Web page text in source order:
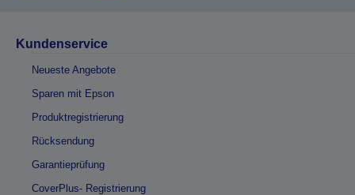
Kundenservice
Neueste Angebote
Sparen mit Epson
Produktregistrierung
Rücksendung
Garantieprüfung
CoverPlus- Registrierung